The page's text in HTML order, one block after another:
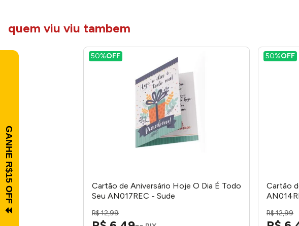
quem viu viu tambem
50%OFF
Cartão de Aniversário Hoje O Dia É Todo
Seu AN017REC - Sude
R$12,99
50%OFF
Cartão
R$12,99